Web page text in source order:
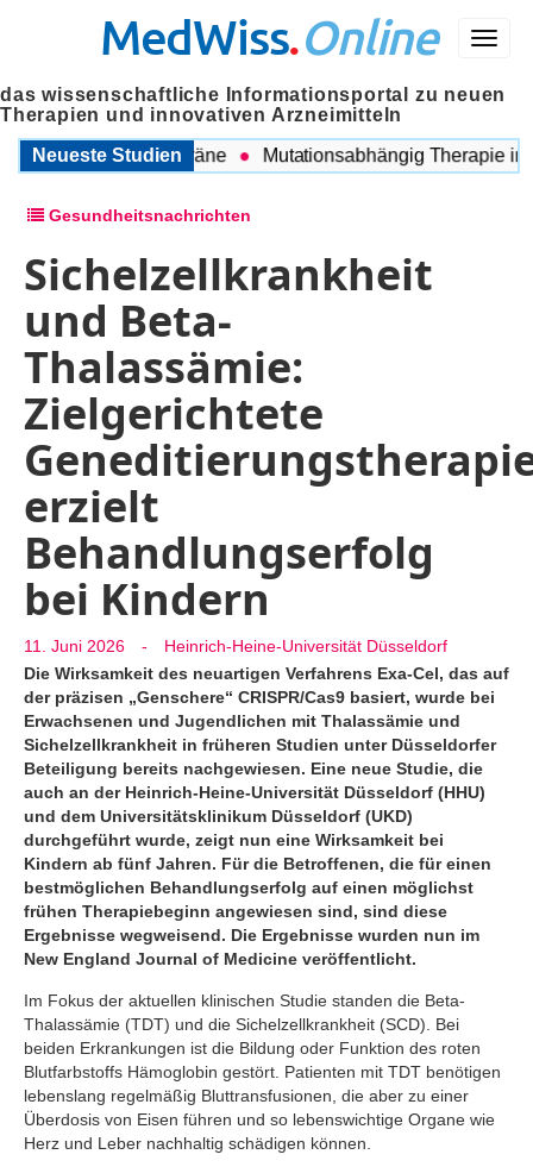
Menü
MedWiss.Online
das wissenschaftliche Informationsportal zu neuen
Therapien und innovativen Arzneimitteln
Neueste Studien
COPD und Migräne Mutationsabhängig Therapie
Gesundheitsnachrichten
Sichelzellkrankheit
und Beta-
Thalassämie:
Zielgerichtete
erzielt
Behandlungserfolg
bei Kindern
11. Juni 2026 -
Heinrich-Heine-Universität Düsseldorf
Die Wirksamkeit des neuartigen Verfahrens Exa-Cel, das auf
der präzisen „Genschere“ CRISPR/Cas9 basiert, wurde bei
Erwachsenen und Jugendlichen mit Thalassämie und
Sichelzellkrankheit in früheren Studien unter Düsseldorfer
Beteiligung bereits nachgewiesen. Eine neue Studie, die
auch an der Heinrich-Heine-Universität Düsseldorf (HHU)
und dem Universitätsklinikum Düsseldorf (UKD)
durchgeführt wurde, zeigt nun eine Wirksamkeit bei
Kindern ab fünf Jahren. Für die Betroffenen, die für einen
bestmöglichen Behandlungserfolg auf einen möglichst
frühen Therapiebeginn angewiesen sind, sind diese
Ergebnisse wegweisend. Die Ergebnisse wurden nun im
New England Journal of Medicine veröffentlicht.
Im Fokus der aktuellen klinischen Studie standen die Beta-
Thalassämie (TDT) und die Sichelzellkrankheit (SCD). Bei
beiden Erkrankungen ist die Bildung oder Funktion des roten
Blutfarbstoffs Hämoglobin gestört. Patienten mit TDT benötigen
lebenslang regelmäßig Bluttransfusionen, die aber zu einer
Überdosis von Eisen führen und so lebenswichtige Organe wie
Herz und Leber nachhaltig schädigen können.